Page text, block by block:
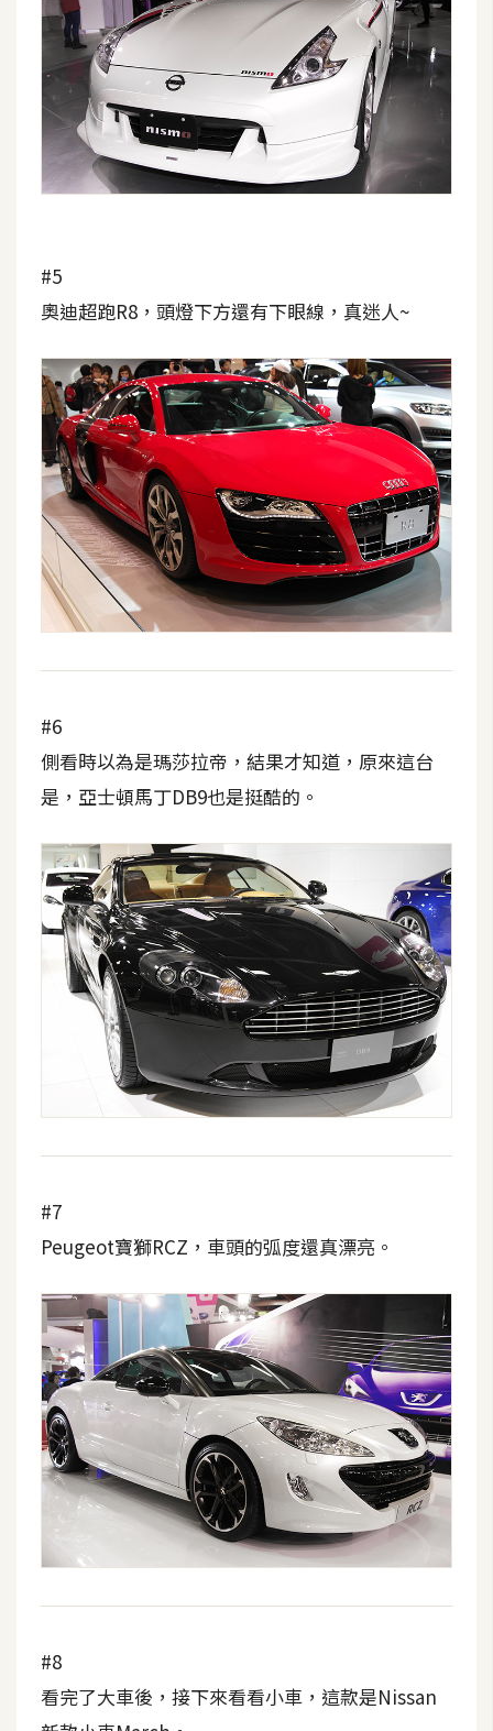
r
c
e
金
流
物
架
設
機
與
網
域
S
E
O
工
具
費
空
間
網
頁
設
M
/
S
J
a
v
a
S
c
p
U
I
#5
奧迪超跑R8，頭燈下方還有下眼線，真迷人~
#6
側看時以為是瑪莎拉帝，結果才知道，原來這台
是，亞士頓馬丁DB9也是挺酷的。
#7
Peugeot寶獅RCZ，車頭的弧度還真漂亮。
#8
看完了大車後，接下來看看小車，這款是Nissan